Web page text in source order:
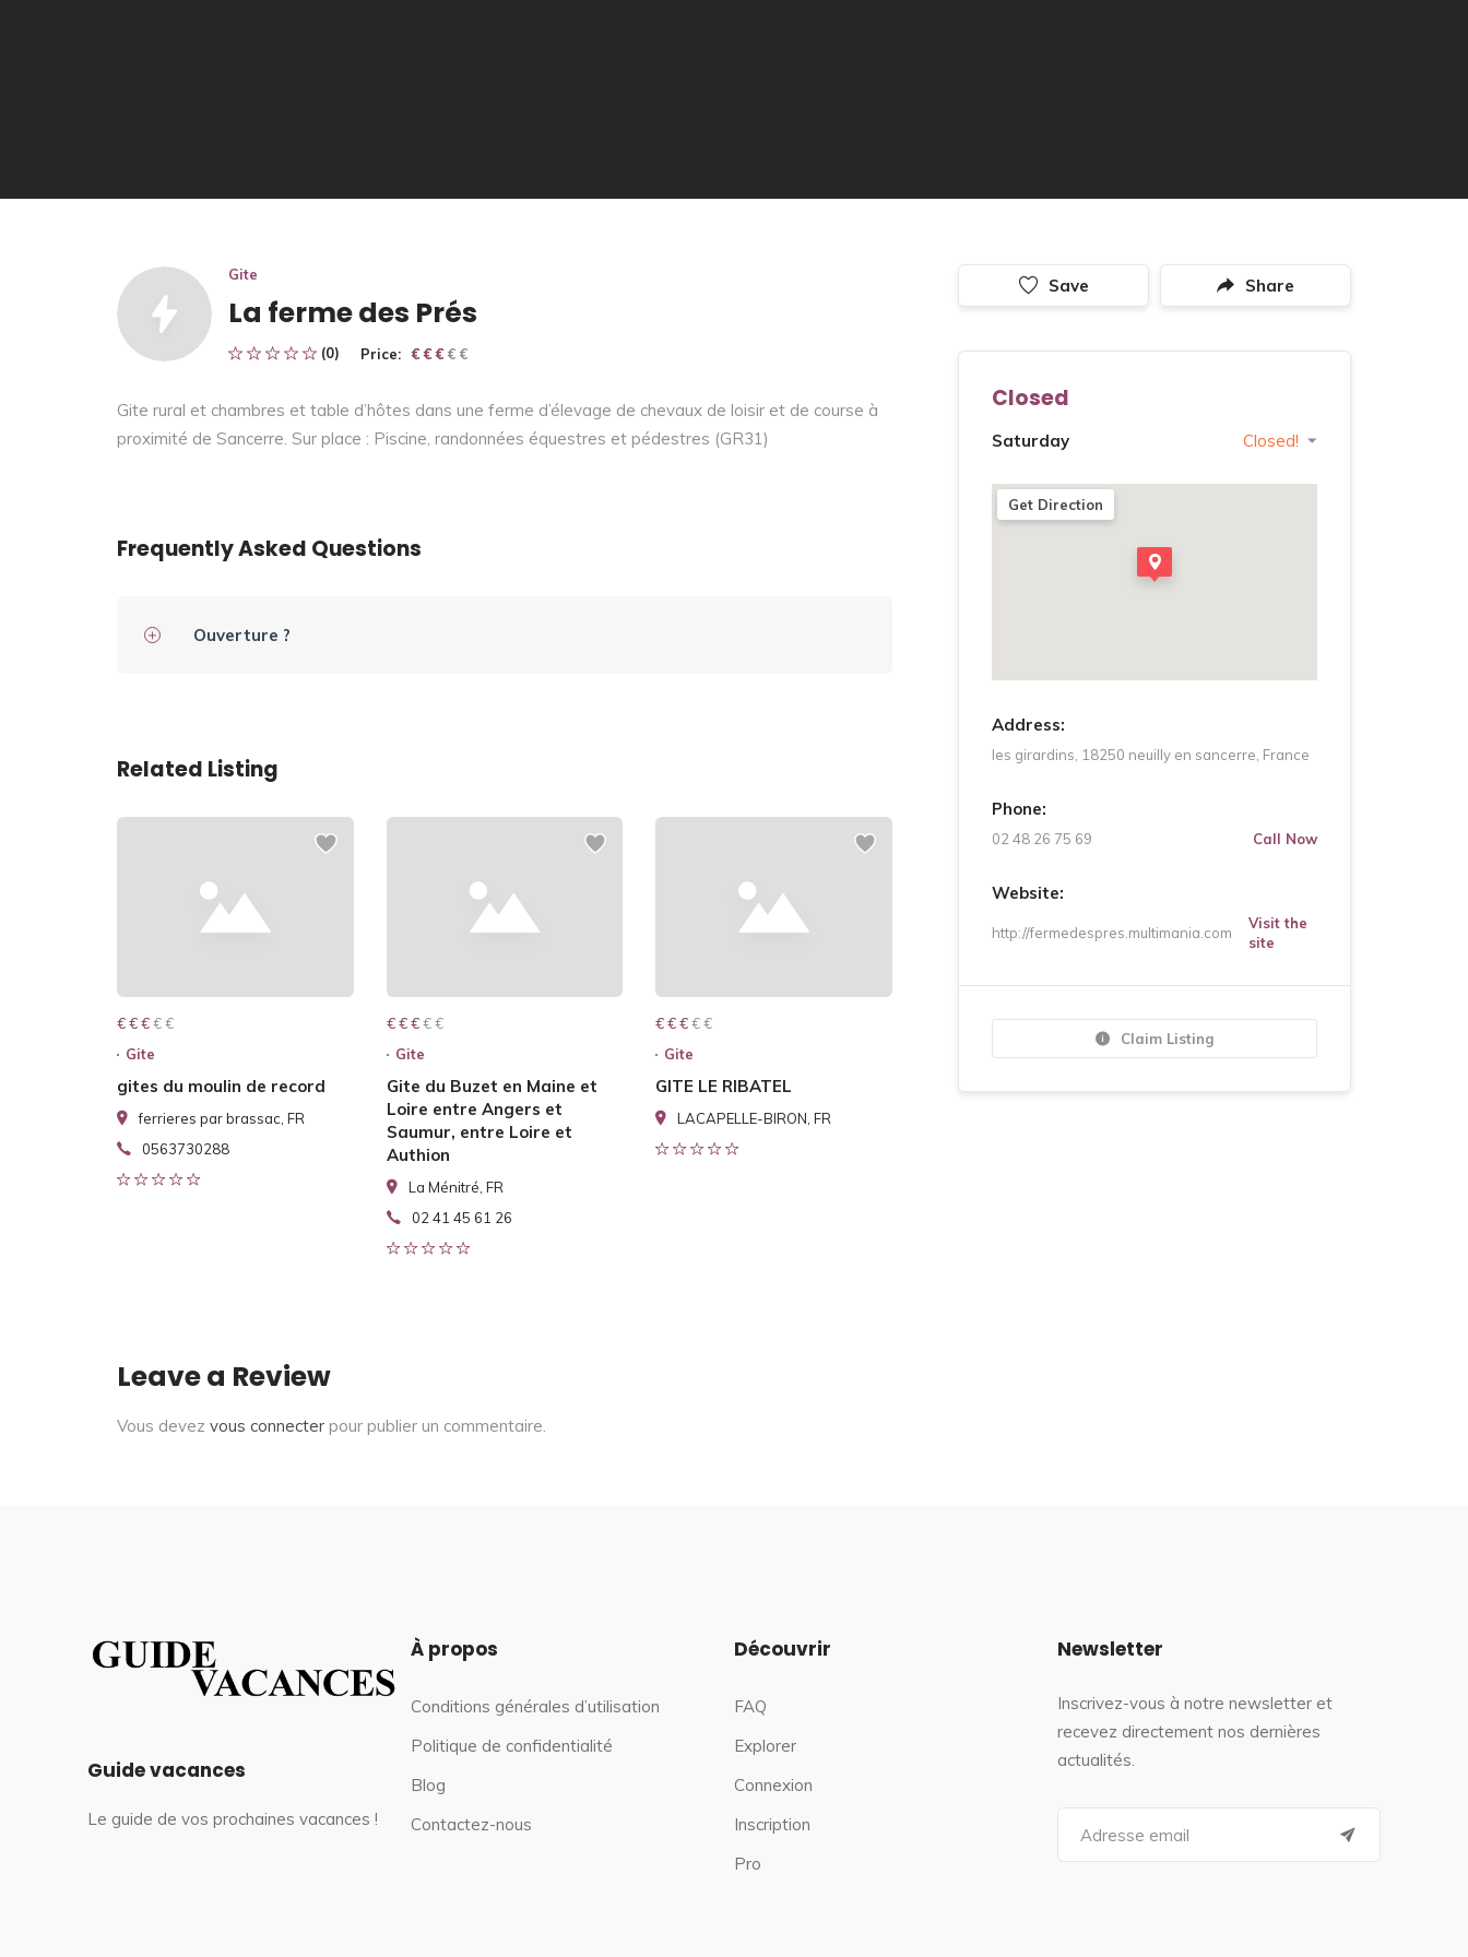
Gite
La ferme des Prés
(0) Price: € € € € €
€ € €
Gite rural et chambres et table d’hôtes dans une ferme d’élevage de chevaux de loisir et de course à
proximité de Sancerre. Sur place : Piscine, randonnées équestres et pédestres (GR31)
Frequently Asked Questions
Ouverture ?
Related Listing
€ € € € €
€ € €
Gite
gites du moulin de record
ferrieres par brassac, FR
0563730288
€ € € € €
€ € €
Gite
Gite du Buzet en Maine et
Loire entre Angers et
Saumur, entre Loire et
Authion
La Ménitré, FR
02 41 45 61 26
€ € € € €
€ € €
Gite
GITE LE RIBATEL
LACAPELLE-BIRON, FR
Leave a Review
Vous devez vous connecter pour publier un commentaire.
Save Share
Closed
Saturday Closed!
Get Direction
Address:
les girardins, 18250 neuilly en sancerre, France
Phone:
02 48 26 75 69 Call Now
Website:
http://fermedespres.multimania.com
Visit the
site
Claim Listing
Guide vacances
Le guide de vos prochaines vacances !
À propos
Conditions générales d’utilisation
Politique de confidentialité
Blog
Contactez-nous
Découvrir
FAQ
Explorer
Connexion
Inscription
Pro
Newsletter
Inscrivez-vous à notre newsletter et
recevez directement nos dernières
actualités.
a